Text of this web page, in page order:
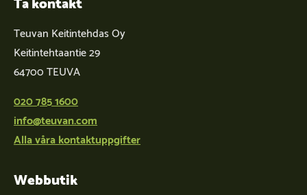
Teuvan Keitintehdas Oy
Keitintehtaantie 29
64700 TEUVA
020 785 1600
info@teuvan.com
Alla våra kontaktuppgifter
Webbutik